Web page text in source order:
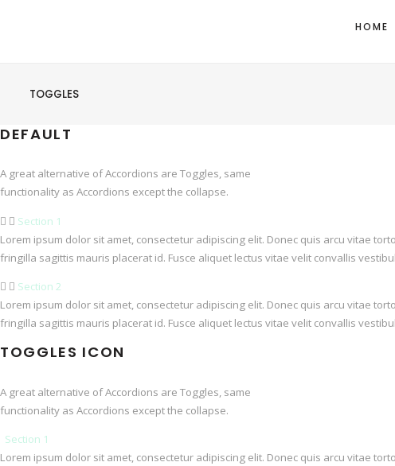
HOME
TOGGLES
DEFAULT
A great alternative of Accordions are Toggles, same
functionality as Accordions except the collapse.
Section 1
Lorem ipsum dolor sit amet, consectetur adipiscing elit. Donec quis arcu vitae
fringilla sagittis mauris placerat id. Fusce aliquet lectus vitae velit convallis
Section 2
Lorem ipsum dolor sit amet, consectetur adipiscing elit. Donec quis arcu vitae
fringilla sagittis mauris placerat id. Fusce aliquet lectus vitae velit convallis
TOGGLES ICON
A great alternative of Accordions are Toggles, same
functionality as Accordions except the collapse.
Section 1
Lorem ipsum dolor sit amet, consectetur adipiscing elit. Donec quis arcu vitae